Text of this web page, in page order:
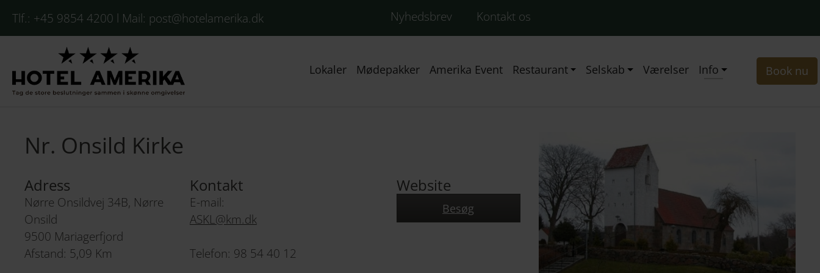
Tlf.: +45 9854 4200 l Mail: post@hotelamerika.dk Kontakt os
Nyhedsbrev
Lokaler Mødepakker Amerika Event Restaurant Selskab Værelser Info Book nu
Nr. Onsild Kirke
Adress
Nørre Onsildvej 34B, Nørre
Onsild
9500 Mariagerfjord
Afstand: 5,09 Km
Kontakt
E-mail:
ASKL@km.dk
Telefon: 98 54 40 12
Website
Besøg